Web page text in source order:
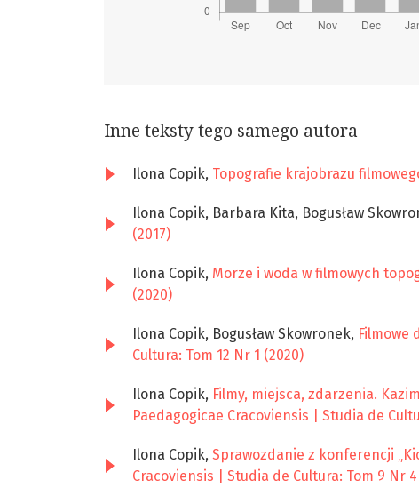
Inne teksty tego samego autora
Ilona Copik, Topografie krajobrazu
Ilona Copik, Barbara Kita, Bogusław
(2017)
Ilona Copik, Morze i woda w filmowych
(2020)
Ilona Copik, Bogusław Skowronek, Filmowe
Cultura: Tom 12 Nr 1 (2020)
Ilona Copik, Filmy, miejsca, zdarzenia.
Paedagogicae Cracoviensis | Studia de
Ilona Copik, Sprawozdanie z konferencji
Cracoviensis | Studia de Cultura: Tom 9 Nr 4